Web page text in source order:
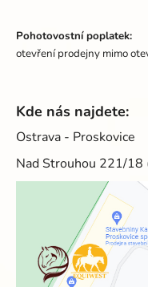
Pohotovostní poplatek:
otevření prodejny mimo
Kde nás najdete:
Ostrava - Proskovice
Nad Strouhou 221/18